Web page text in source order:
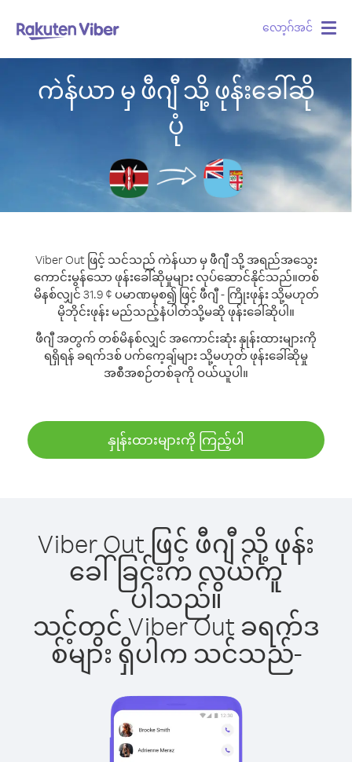
လော့ဂ်အင်
ကဲန်ယာ မှ ဖီဂျီ သို့ ဖုန်းခေါ်ဆို
ပုံ
Viber Out ဖြင့် သင်သည် ကဲန်ယာ မှ ဖီဂျီ သို့ အရည်အသွေး
ကောင်းမွန်သော ဖုန်းခေါ်ဆိုမှုများ လုပ်ဆောင်နိုင်သည်။တစ်
မိနစ်လျှင် 31.9 ¢ ပမာဏမှစ၍ ဖြင့် ဖီဂျီ - ကြိုးဖုန်း သို့မဟုတ်
မိုဘိုင်းဖုန်း မည်သည့်နံပါတ်သို့မဆို ဖုန်းခေါ်ဆိုပါ။
ဖီဂျီ အတွက် တစ်မိနစ်လျှင် အကောင်းဆုံး နှုန်းထားများကို
ရရှိရန် ခရက်ဒစ် ပက်ကေ့ချ်များ သို့မဟုတ် ဖုန်းခေါ်ဆိုမှု
အစီအစဉ်တစ်ခုကို ဝယ်ယူပါ။
နှုန်းထားများကို ကြည့်ပါ
Viber Out ဖြင့် ဖီဂျီ သို့ ဖုန်း
ခေါ်ခြင်းက လွယ်ကူ
ပါသည်။
သင့်တွင် Viber Out ခရက်ဒ
စ်များ ရှိပါက သင်သည်-